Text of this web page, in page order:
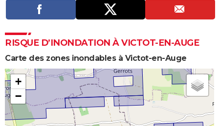
RISQUE D’INONDATION À VICTOT-EN-AUGE
Carte des zones inondables à Victot-en-Auge
+
−